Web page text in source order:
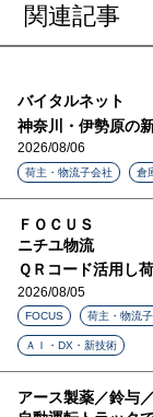
関連記事
バイタルネット
神奈川・伊勢原の
2026/08/06
荷主・物流子会社 倉
ＦＯＣＵＳ
ニチユ物流
ＱＲコード活用し
2026/08/05
FOCUS 荷主・物流
ＡＩ・DX・新技術
アース製薬／鈴与